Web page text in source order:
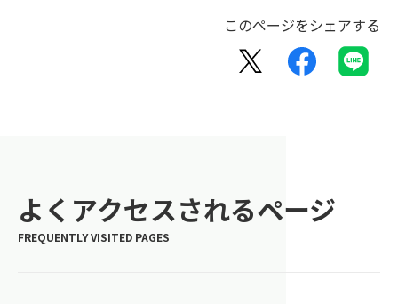
このページをシェアする
よくアクセスされるページ